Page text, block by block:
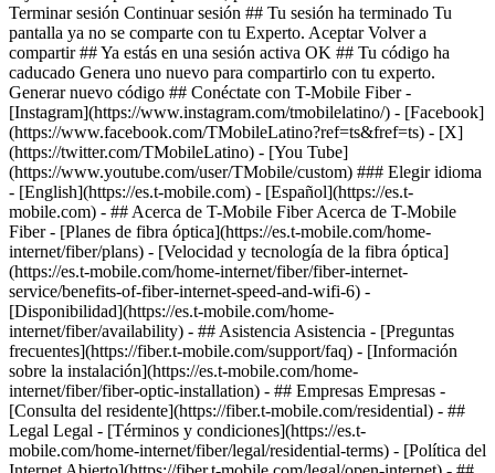
Terminar sesión Continuar sesión ## Tu sesión ha terminado Tu
pantalla ya no se comparte con tu Experto. Aceptar Volver a
compartir ## Ya estás en una sesión activa OK ## Tu código ha
caducado Genera uno nuevo para compartirlo con tu experto.
Generar nuevo código ## Conéctate con T-Mobile Fiber -
[Instagram](https://www.instagram.com/tmobilelatino/) - [Facebook]
(https://www.facebook.com/TMobileLatino?ref=ts&fref=ts) - [X]
(https://twitter.com/TMobileLatino) - [You Tube]
(https://www.youtube.com/user/TMobile/custom) ### Elegir idioma
- [English](https://es.t-mobile.com) - [Español](https://es.t-
mobile.com) - ## Acerca de T-Mobile Fiber Acerca de T-Mobile
Fiber - [Planes de fibra óptica](https://es.t-mobile.com/home-
internet/fiber/plans) - [Velocidad y tecnología de la fibra óptica]
(https://es.t-mobile.com/home-internet/fiber/fiber-internet-
service/benefits-of-fiber-internet-speed-and-wifi-6) -
[Disponibilidad](https://es.t-mobile.com/home-
internet/fiber/availability) - ## Asistencia Asistencia - [Preguntas
frecuentes](https://fiber.t-mobile.com/support/faq) - [Información
sobre la instalación](https://es.t-mobile.com/home-
internet/fiber/fiber-optic-installation) - ## Empresas Empresas -
[Consulta del residente](https://fiber.t-mobile.com/residential) - ##
Legal Legal - [Términos y condiciones](https://es.t-
mobile.com/home-internet/fiber/legal/residential-terms) - [Política del